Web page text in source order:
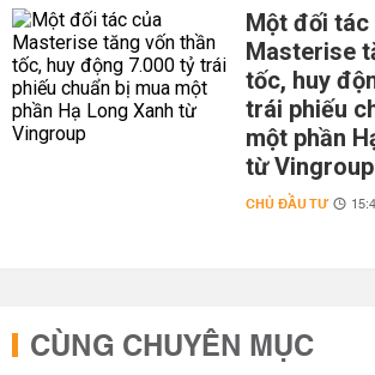
Một đối tác
Masterise
tốc, huy
trái phiếu
một phần
từ Vingroup
CHỦ ĐẦU TƯ
CÙNG CHUYÊN MỤC